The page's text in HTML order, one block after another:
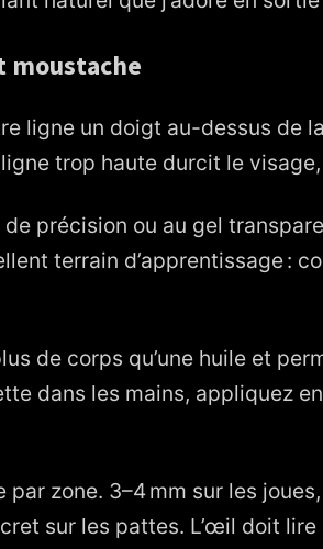
moustache
ligne un doigt au-dessus de la
trop haute durcit le
précision ou au gel
terrain d’apprentissage :
de corps qu’une huile et
dans les mains, appliquez
zone. 3–4 mm sur les
sur les pattes. L’œil doit